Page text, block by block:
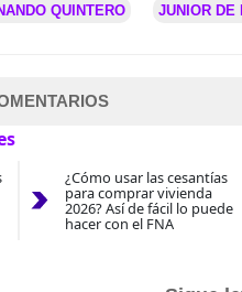
QUINTERO JUNIOR DE
¿Cómo usar las cesantías
para comprar vivienda
2026? Así de fácil lo puede
hacer con el FNA